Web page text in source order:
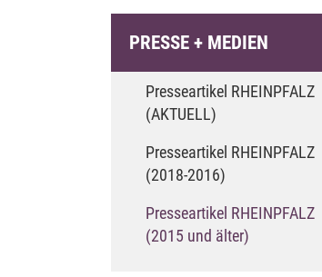
PRESSE + MEDIEN
Presseartikel RHEINPFALZ
(AKTUELL)
Presseartikel RHEINPFALZ
(2018-2016)
Presseartikel RHEINPFALZ
(2015 und älter)